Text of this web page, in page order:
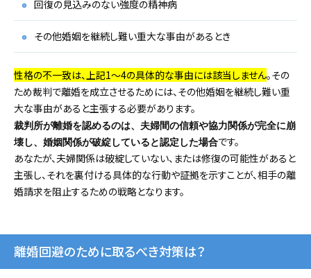
回復の見込みのない強度の精神病
その他婚姻を継続し難い重大な事由があるとき
性格の不一致は、上記1～4の具体的な事由には該当しません。その
ため裁判で離婚を成立させるためには、その他婚姻を継続し難い重
大な事由があると主張する必要があります。
裁判所が離婚を認めるのは、夫婦間の信頼や協力関係が完全に崩
壊し、婚姻関係が破綻していると認定した場合です。
あなたが、夫婦関係は破綻していない、または修復の可能性があると
主張し、それを裏付ける具体的な行動や証拠を示すことが、相手の離
婚請求を阻止するための戦略となります。
離婚回避のために取るべき対策は？